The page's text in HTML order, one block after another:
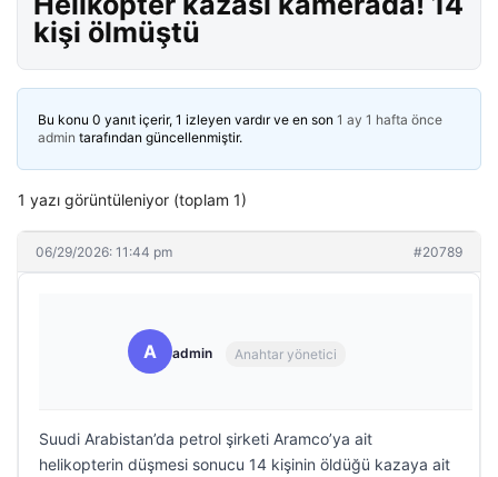
kişi ölmüştü
Bu konu 0 yanıt içerir, 1 izleyen vardır ve en son 1 ay 1 hafta önce
admin tarafından güncellenmiştir.
1 yazı görüntüleniyor (toplam 1)
06/29/2026: 11:44 pm #20789
A admin Anahtar yönetici
Suudi Arabistan’da petrol şirketi Aramco’ya ait
helikopterin düşmesi sonucu 14 kişinin öldüğü kazaya ait